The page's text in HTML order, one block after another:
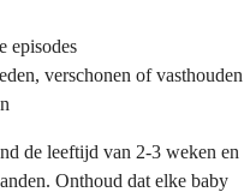
episodes
verschonen of vasthouden
de leeftijd van 2-3 weken en
Onthoud dat elke baby